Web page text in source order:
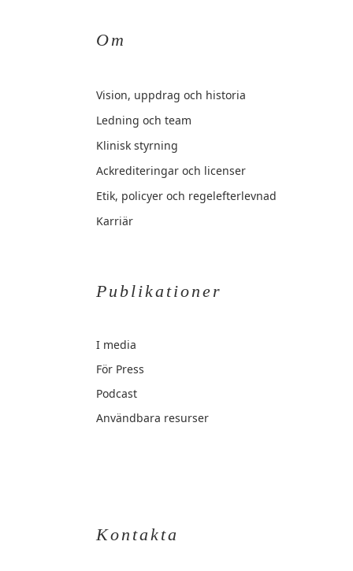
Om
Vision, uppdrag och historia
Ledning och team
Klinisk styrning
Ackrediteringar och licenser
Etik, policyer och regelefterlevnad
Karriär
Publikationer
I media
För Press
Podcast
Användbara resurser
Kontakta